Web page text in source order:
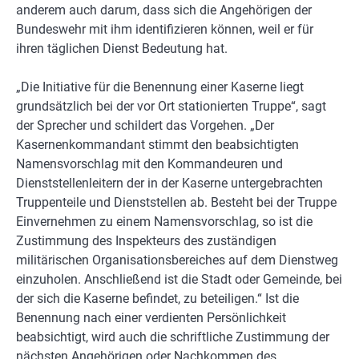
anderem auch darum, dass sich die Angehörigen der
Bundeswehr mit ihm identifizieren können, weil er für
ihren täglichen Dienst Bedeutung hat.
„Die Initiative für die Benennung einer Kaserne liegt
grundsätzlich bei der vor Ort stationierten Truppe“, sagt
der Sprecher und schildert das Vorgehen. „Der
Kasernenkommandant stimmt den beabsichtigten
Namensvorschlag mit den Kommandeuren und
Dienststellenleitern der in der Kaserne untergebrachten
Truppenteile und Dienststellen ab. Besteht bei der Truppe
Einvernehmen zu einem Namensvorschlag, so ist die
Zustimmung des Inspekteurs des zuständigen
militärischen Organisationsbereiches auf dem Dienstweg
einzuholen. Anschließend ist die Stadt oder Gemeinde, bei
der sich die Kaserne befindet, zu beteiligen.“ Ist die
Benennung nach einer verdienten Persönlichkeit
beabsichtigt, wird auch die schriftliche Zustimmung der